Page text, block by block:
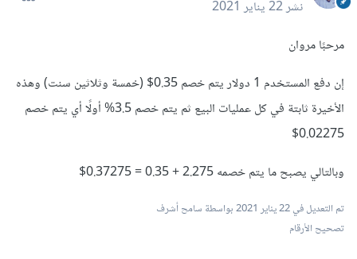
نشر22 يناير 2021
مرحبًا مروان
إن دفع المستخدم 1 دولار يتم خصم 0.35$ (خمسة وثلاثين سنت) وهذه
الأخيرة ثابتة في كل عمليات البيع ثم يتم خصم 3.5% أولًا أي يتم خصم
0.02275$
وبالتالي يصبح ما يتم خصمه 2.275 + 0.35 = 0.37275$
تم التعديل في22 يناير 2021
بواسطة سامح أشرف
تصحيح الأرقام